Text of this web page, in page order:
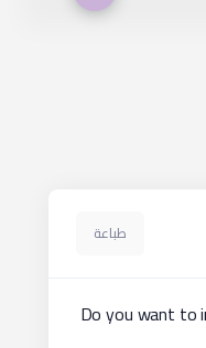
طباعة
Do you want to